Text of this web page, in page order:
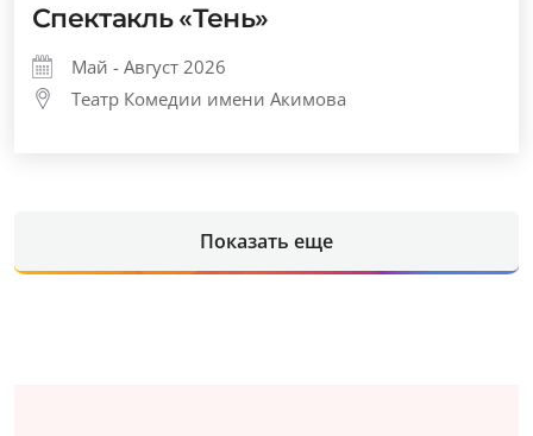
Спектакль «Тень»
Май - Август 2026
Театр Комедии имени Акимова
Показать еще